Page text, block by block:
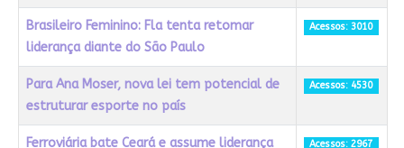
Brasileiro Feminino: Fla tenta retomar
liderança diante do São Paulo
Acessos: 3010
Para Ana Moser, nova lei tem potencial de
estruturar esporte no país
Acessos: 4530
Ferroviária bate Ceará e assume liderança
Acessos: 2967